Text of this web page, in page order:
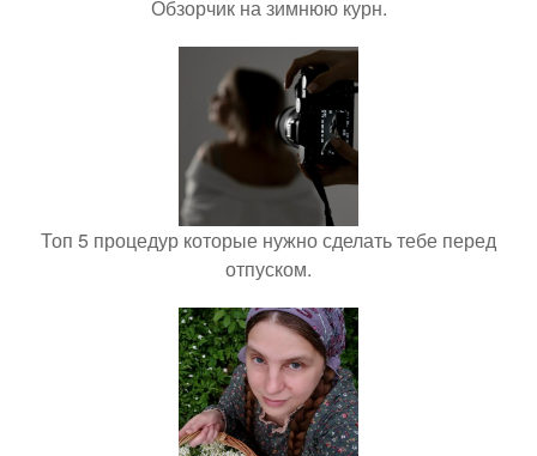
Обзорчик на зимнюю курн.
Топ 5 процедур которые нужно сделать тебе перед
отпуском.